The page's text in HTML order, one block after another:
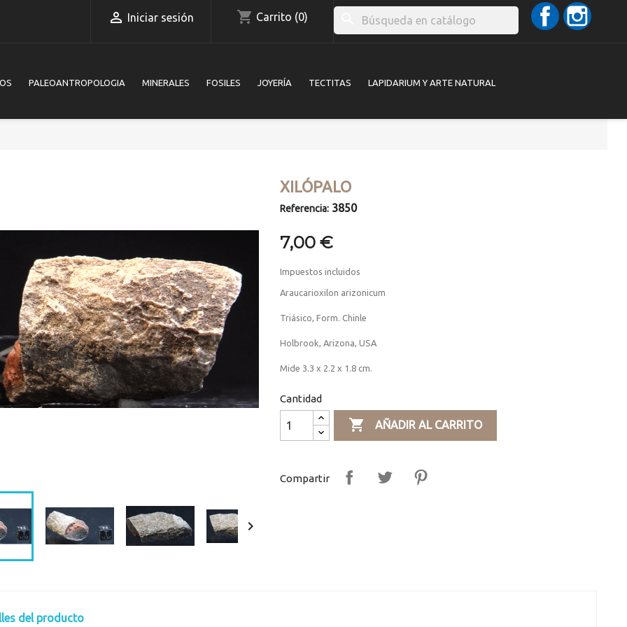
 Iniciar sesión shopping_cart Carrito (0)
Facebook
PALEOANTROPOLOGIA MINERALES FOSILES JOYERÍA TECTITAS LAPIDARIUM Y ARTE NATURAL

XILÓPALO
Referencia: 3850
7,00 €
Impuestos incluidos
Araucarioxilon arizonicum
Triásico, Form. Chinle
Holbrook, Arizona, USA
Mide 3.3 x 2.2 x 1.8 cm.
Cantidad
 AÑADIR AL CARRITO
Compartir
del producto